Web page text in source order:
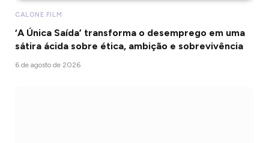
CALONE FILM
‘A Única Saída’ transforma o desemprego em uma
sátira ácida sobre ética, ambição e sobrevivência
6 de agosto de 2026